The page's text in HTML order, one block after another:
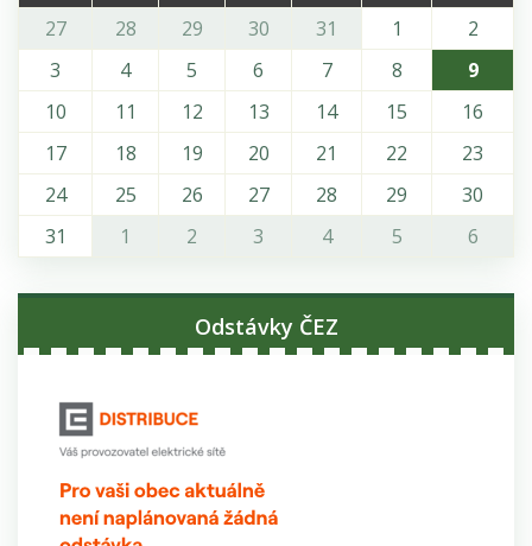
27
28 29 30 31 1
2
3
4 5 6 7 8
9
10
11 12 13 14 15
16
17
18 19 20 21 22
23
24
25 26 27 28 29
30
31
1 2 3 4 5 6
Odstávky ČEZ